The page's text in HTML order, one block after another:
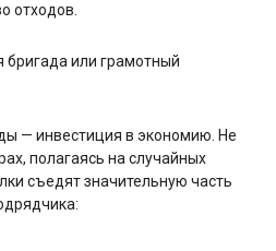
отходов.
бригада или грамотный
— инвестиция в экономию. Не
полагаясь на случайных
съедят значительную часть